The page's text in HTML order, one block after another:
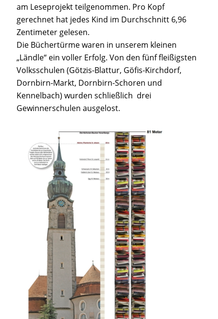
am Leseprojekt teilgenommen. Pro Kopf
gerechnet hat jedes Kind im Durchschnitt 6,96
Zentimeter gelesen.
Die Büchertürme waren in unserem kleinen
„Ländle“ ein voller Erfolg. Von den fünf fleißigsten
Volksschulen (Götzis-Blattur, Göfis-Kirchdorf,
Dornbirn-Markt, Dornbirn-Schoren und
Kennelbach) wurden schließlich drei
Gewinnerschulen ausgelost.